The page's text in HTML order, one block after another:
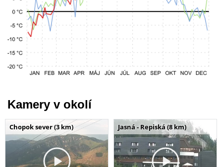
Kamery v okolí
Chopok sever (3 km) Jasná - Repiská (8 km)